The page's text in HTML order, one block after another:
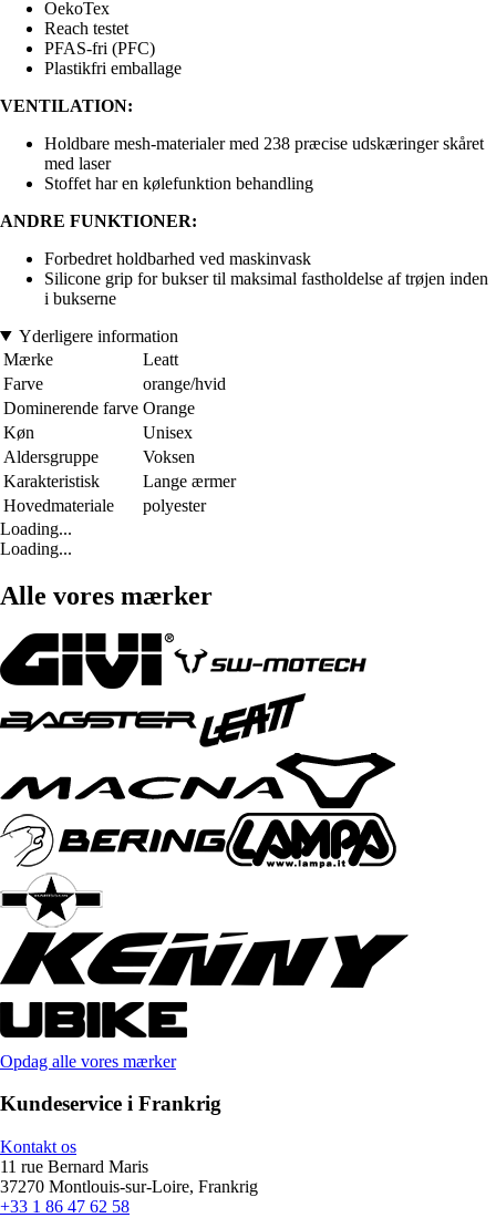
OekoTex
Reach testet
PFAS-fri (PFC)
Plastikfri emballage
VENTILATION:
Holdbare mesh-materialer med 238 præcise udskæringer skåret
med laser
Stoffet har en kølefunktion behandling
ANDRE FUNKTIONER:
Forbedret holdbarhed ved maskinvask
Silicone grip for bukser til maksimal fastholdelse af trøjen inden
i bukserne
Yderligere information
Mærke
Leatt
Farve
orange/hvid
Dominerende farve Orange
Køn
Unisex
Aldersgruppe
Voksen
Karakteristisk
Lange ærmer
Hovedmateriale
polyester
Loading...
Loading...
Alle vores mærker
Opdag alle vores mærker
Kundeservice i Frankrig
Kontakt os
11 rue Bernard Maris
37270 Montlouis-sur-Loire, Frankrig
+33 1 86 47 62 58